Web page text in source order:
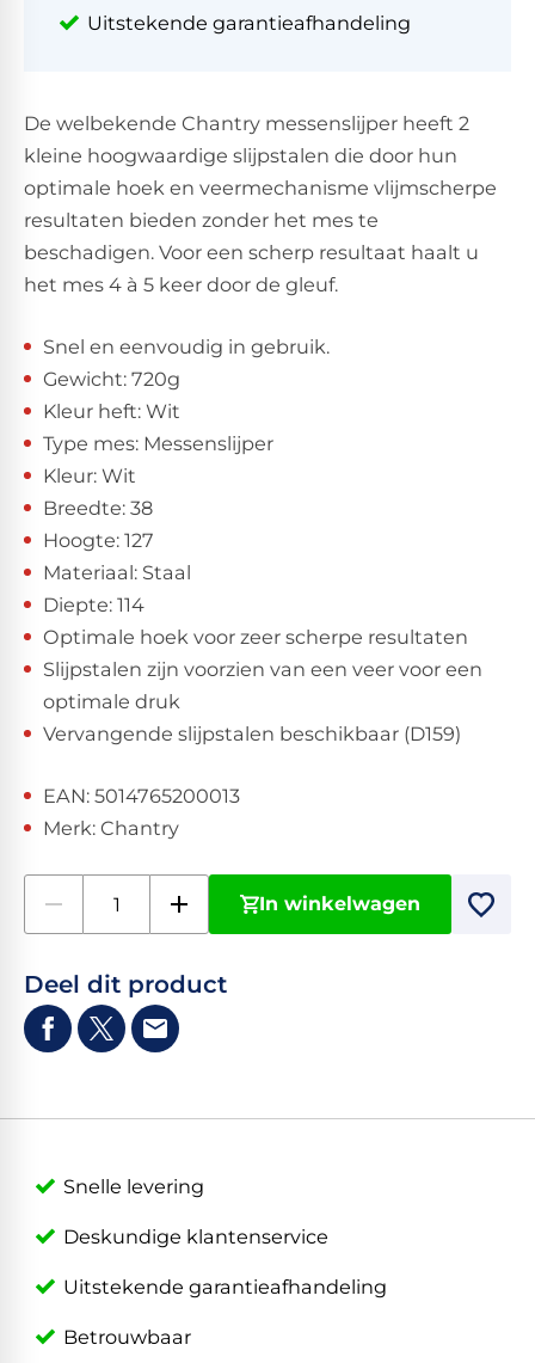
Uitstekende garantieafhandeling
De welbekende Chantry messenslijper heeft 2
kleine hoogwaardige slijpstalen die door hun
optimale hoek en veermechanisme vlijmscherpe
resultaten bieden zonder het mes te
beschadigen. Voor een scherp resultaat haalt u
het mes 4 à 5 keer door de gleuf.
Snel en eenvoudig in gebruik.
Gewicht: 720g
Kleur heft: Wit
Type mes: Messenslijper
Kleur: Wit
Breedte: 38
Hoogte: 127
Materiaal: Staal
Diepte: 114
Optimale hoek voor zeer scherpe resultaten
Slijpstalen zijn voorzien van een veer voor een
optimale druk
Vervangende slijpstalen beschikbaar (D159)
EAN: 5014765200013
Merk: Chantry
In winkelwagen
Deel dit product
Snelle levering
Deskundige klantenservice
Uitstekende garantieafhandeling
Betrouwbaar